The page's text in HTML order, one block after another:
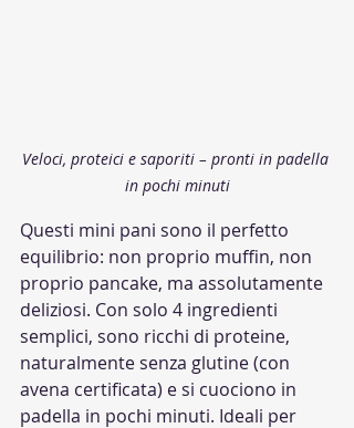
Veloci, proteici e saporiti – pronti in padella
in pochi minuti
Questi mini pani sono il perfetto
equilibrio: non proprio muffin, non
proprio pancake, ma assolutamente
deliziosi. Con solo 4 ingredienti
semplici, sono ricchi di proteine,
naturalmente senza glutine (con
avena certificata) e si cuociono in
padella in pochi minuti. Ideali per